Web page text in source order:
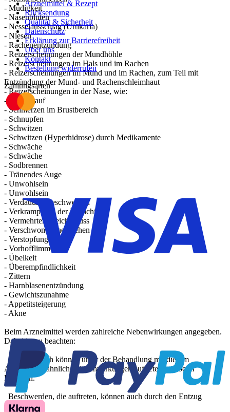
- Müdigkeit
- Nasenbluten
- Nesselausschlag (Urtikaria)
- Niesen
- Rachenentzündung
- Reizerscheinungen der Mundhöhle
- Reizerscheinungen im Hals und im Rachen
- Reizerscheinungen im Mund und im Rachen, zum Teil mit
Entzündung der Mund- und Rachenschleimhaut
- Reizerscheinungen in der Nase, wie:
- Schluckauf
- Schmerzen im Brustbereich
- Schnupfen
- Schwitzen
- Schwitzen (Hyperhidrose) durch Medikamente
- Schwäche
- Schwäche
- Sodbrennen
- Tränendes Auge
- Unwohlsein
- Unwohlsein
- Verdauungsbeschwerden
- Verkrampfung der Bronchien
- Vermehrter Speichelfluss
- Verschwommenes Sehen
- Verstopfung
- Vorhofflimmern
- Übelkeit
- Überempfindlichkeit
- Zittern
- Harnblasenentzündung
- Gewichtszunahme
- Appetitsteigerung
- Akne
Beim Arzneimittel werden zahlreiche Nebenwirkungen angegeben.
Dabei ist zu beachten:
Grundsätzlich können unter der Behandlung mit diesem
Arzneimittel ähnliche Nebenwirkungen auftreten wie beim
Rauchen.
Beschwerden, die auftreten, können auch durch den Entzug
bedingt sein.
Arzneimittel & Rezept
Rücksendung
Qualität & Sicherheit
Datenschutz
Erklärung zur Barrierefreiheit
Über uns
Kontakt
Bestellung widerrufen
Zahlungsarten